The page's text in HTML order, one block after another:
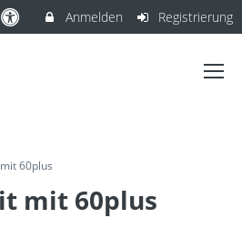
Anmelden Registrierung
60plus
mit 60plus